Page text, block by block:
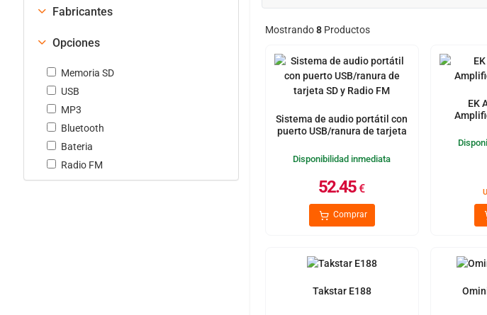
Fabricantes
Opciones
Memoria SD
USB
MP3
Bluetooth
Bateria
Radio FM
Mostrando8Productos
Sistema de audio portátil con
puerto USB/ranura de tarjeta
Disponibilidad inmediata
52.45€
Comprar
EK
Takstar E188